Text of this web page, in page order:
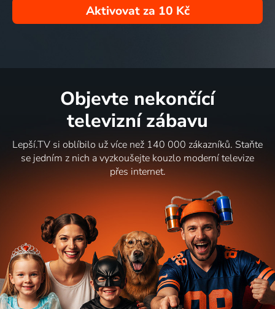
Aktivovat za 10 Kč
Objevte nekončící
televizní zábavu
Lepší.TV si oblíbilo už více než 140 000 zákazníků. Staňte
se jedním z nich a vyzkoušejte kouzlo moderní televize
přes internet.